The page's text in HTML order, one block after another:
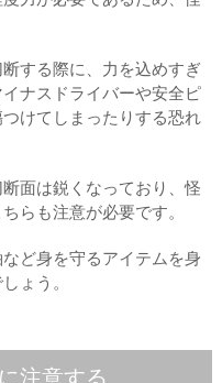
する際に、力を込めすぎ
ナスドライバーや安全ピ
けてしまったりする恐れ
面は鋭くなっており、怪
らも注意が必要です。
ど身を守るアイテムを身
ょう。
注意する